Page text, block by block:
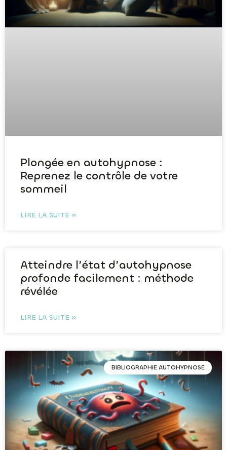
Plongée en autohypnose :
Reprenez le contrôle de votre
sommeil
LIRE LA SUITE »
Atteindre l’état d’autohypnose
profonde facilement : méthode
révélée
LIRE LA SUITE »
BIBLIOGRAPHIE AUTOHYPNOSE